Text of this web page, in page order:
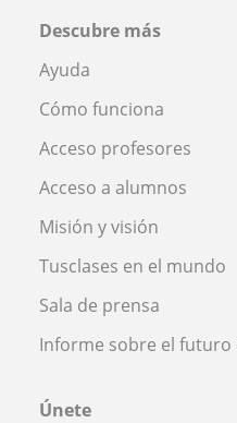
Descubre más
Ayuda
Cómo funciona
Acceso profesores
Acceso a alumnos
Misión y visión
Tusclases en el mundo
Sala de prensa
Informe sobre el futuro
Únete